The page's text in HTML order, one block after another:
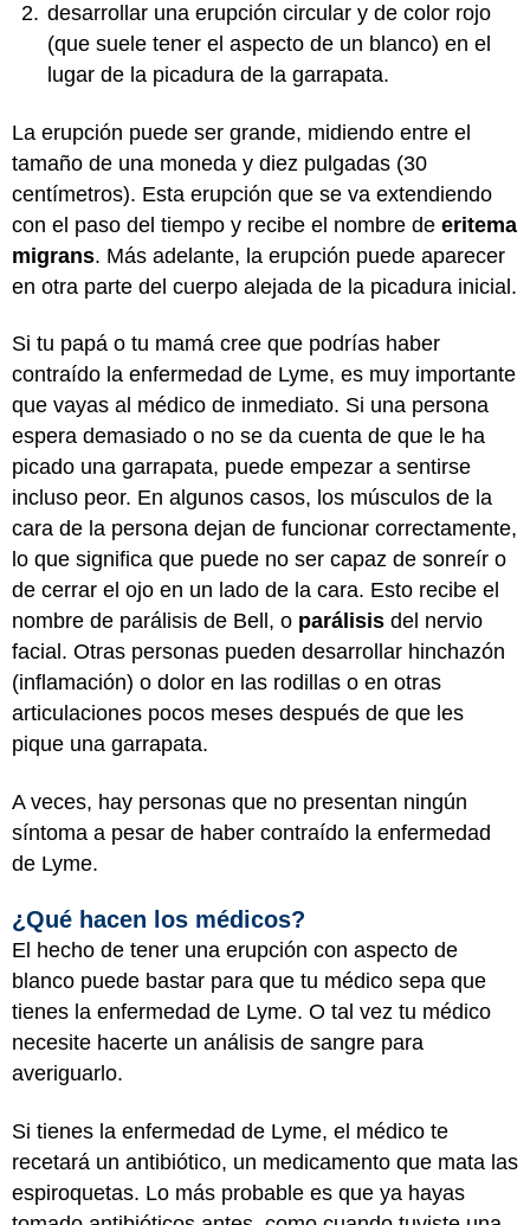
desarrollar una erupción circular y de color rojo
(que suele tener el aspecto de un blanco) en el
lugar de la picadura de la garrapata.
La erupción puede ser grande, midiendo entre el
tamaño de una moneda y diez pulgadas (30
centímetros). Esta erupción que se va extendiendo
con el paso del tiempo y recibe el nombre de eritema
migrans. Más adelante, la erupción puede aparecer
en otra parte del cuerpo alejada de la picadura inicial.
Si tu papá o tu mamá cree que podrías haber
contraído la enfermedad de Lyme, es muy importante
que vayas al médico de inmediato. Si una persona
espera demasiado o no se da cuenta de que le ha
picado una garrapata, puede empezar a sentirse
incluso peor. En algunos casos, los músculos de la
cara de la persona dejan de funcionar correctamente,
lo que significa que puede no ser capaz de sonreír o
de cerrar el ojo en un lado de la cara. Esto recibe el
nombre de parálisis de Bell, o parálisis del nervio
facial. Otras personas pueden desarrollar hinchazón
(inflamación) o dolor en las rodillas o en otras
articulaciones pocos meses después de que les
pique una garrapata.
A veces, hay personas que no presentan ningún
síntoma a pesar de haber contraído la enfermedad
de Lyme.
¿Qué hacen los médicos?
El hecho de tener una erupción con aspecto de
blanco puede bastar para que tu médico sepa que
tienes la enfermedad de Lyme. O tal vez tu médico
necesite hacerte un análisis de sangre para
averiguarlo.
Si tienes la enfermedad de Lyme, el médico te
recetará un antibiótico, un medicamento que mata las
espiroquetas. Lo más probable es que ya hayas